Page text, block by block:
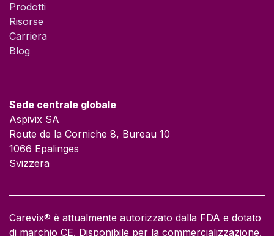
Prodotti
Risorse
Carriera​
Blog
Sede centrale globale
Aspivix SA
Route de la Corniche 8, Bureau 10
1066 Epalinges
Svizzera
Carevix® è attualmente autorizzato dalla FDA e dotato
di marchio CE. Disponibile per la commercializzazione.